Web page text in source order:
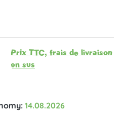
Prix TTC, frais de livraison
en sus
14.08.2026